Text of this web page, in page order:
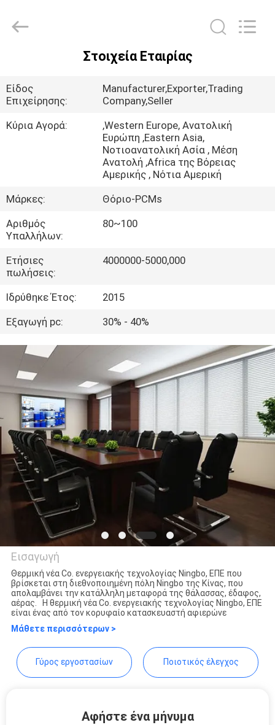
ΠΡΟΪΌΝΤΑ
ΓΎΡΟΣ
ΕΡΓΟΣΤΑΣΊΩΝ
ΠΟΙΟΤΙΚΌΣ
ΈΛΕΓΧΟΣ
ΜΑΣ
ΕΛΆΤΕ
ΣΕ
ΕΠΑΦΉ
ΜΕ
ΕΙΔΉΣΕΙΣ
ΠΕΡΙΠΤΏΣΕΙΣ
SITEMAP
PRIVACY
POLICY
energy
Technology
Στοιχεία Εταιρίας
Είδος
Επιχείρησης:
Manufacturer,Exporter,Trading
Company,Seller
Κύρια Αγορά:
,Western Europe, Ανατολική
Ευρώπη ,Eastern Asia,
Νοτιοανατολική Ασία , Μέση
Ανατολή ,Africa της Βόρειας
Αμερικής , Νότια Αμερική
Μάρκες:
Θόριο-PCMs
Αριθμός
Υπαλλήλων:
80~100
Ετήσιες
πωλήσεις:
4000000-5000,000
Ιδρύθηκε Έτος:
2015
Εξαγωγή pc:
30% - 40%
Ningbo Thermal New energy
Technology co.,ltd
Εισαγωγή
Θερμική νέα Co. ενεργειακής τεχνολογίας Ningbo, ΕΠΕ που
βρίσκεται στη διεθνοποιημένη πόλη Ningbo της Κίνας, που
απολαμβάνει την κατάλληλη μεταφορά της θάλασσας, έδαφος,
αέρας. Η θερμική νέα Co. ενεργειακής τεχνολογίας Ningbo, ΕΠΕ
είναι ένας από τον κορυφαίο κατασκευαστή αφιερώνε
Μάθετε περισσότερων >
Γύρος εργοστασίων Ποιοτικός έλεγχος
Αφήστε ένα μήνυμα